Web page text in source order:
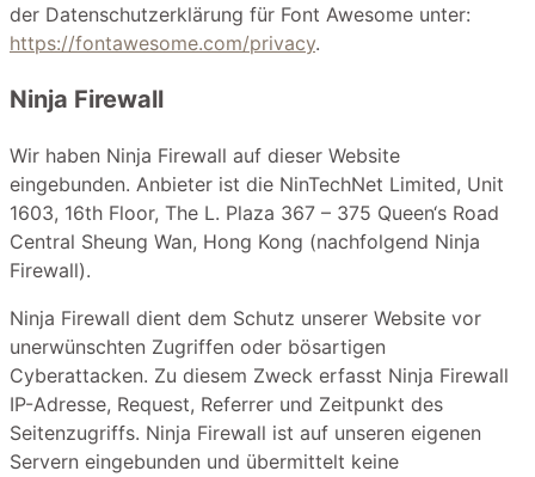
der Datenschutzerklärung für Font Awesome unter:
https://fontawesome.com/privacy.
Ninja Firewall
Wir haben Ninja Firewall auf dieser Website
eingebunden. Anbieter ist die NinTechNet Limited, Unit
1603, 16th Floor, The L. Plaza 367 – 375 Queen‘s Road
Central Sheung Wan, Hong Kong (nachfolgend Ninja
Firewall).
Ninja Firewall dient dem Schutz unserer Website vor
unerwünschten Zugriffen oder bösartigen
Cyberattacken. Zu diesem Zweck erfasst Ninja Firewall
IP-Adresse, Request, Referrer und Zeitpunkt des
Seitenzugriffs. Ninja Firewall ist auf unseren eigenen
Servern eingebunden und übermittelt keine